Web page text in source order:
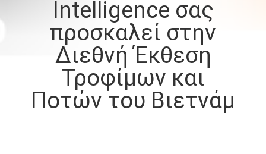
ΠΟΙΟΤΙΚΌΣ
ΈΛΕΓΧΟΣ
ΕΠΙΚΟΙΝΩΝΉΣΤΕ
ΜΑΖΊ
Intelligence σας
προσκαλεί στην
Διεθνή Έκθεση
Τροφίμων και
Ποτών του Βιετνάμ